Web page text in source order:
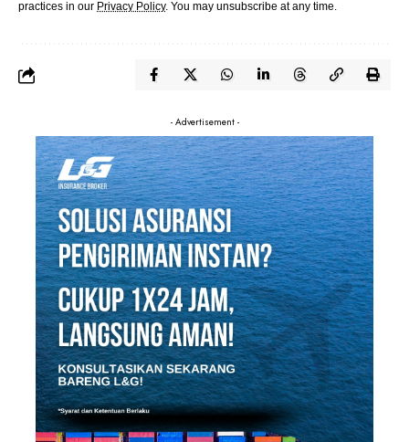
practices in our Privacy Policy. You may unsubscribe at any time.
- Advertisement -